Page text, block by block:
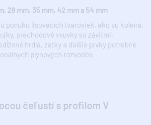
28 mm, 35 mm, 42 mm a 54 mm
ponuku lisovacích tvaroviek, ako sú kolená,
prechodové vsuvky so závitmi,
hrdlá, zátky a ďalšie prvky potrebné
plynových rozvodov.
čeľustí s profilom V